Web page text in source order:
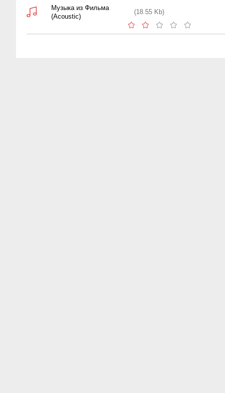
Музыка из Фильма
(Acoustic)
(18.55 Kb)